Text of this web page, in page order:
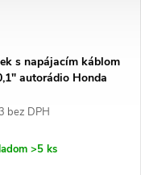
s napájacím káblom
autorádio Honda
bez DPH
>5 ks